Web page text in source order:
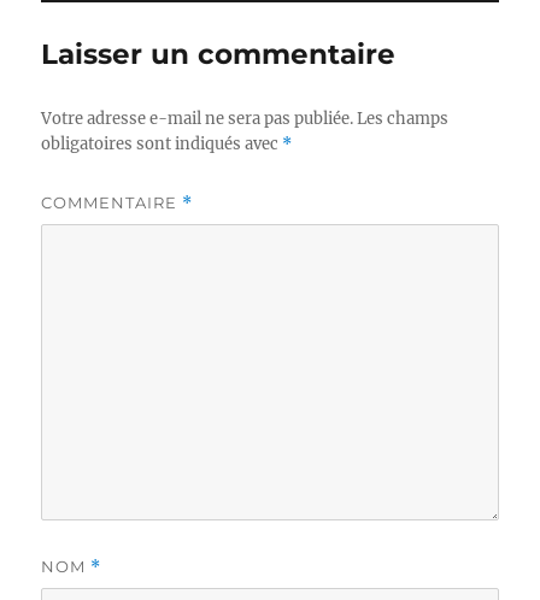
Laisser un commentaire
Votre adresse e-mail ne sera pas publiée. Les champs
obligatoires sont indiqués avec *
COMMENTAIRE *
NOM *